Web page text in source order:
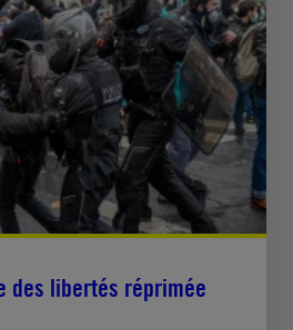
des libertés réprimée